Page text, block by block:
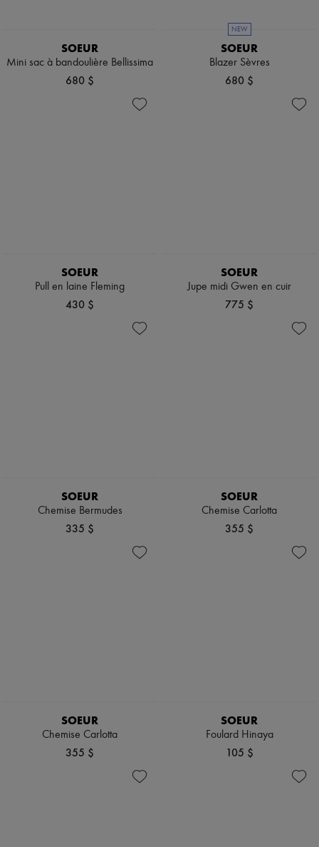
SOEUR
Mini sac à bandoulière Bellissima
680 $
NEW
SOEUR
Blazer Sèvres
680 $
SOEUR
Pull en laine Fleming
430 $
SOEUR
Jupe midi Gwen en cuir
775 $
SOEUR
Chemise Bermudes
335 $
SOEUR
Chemise Carlotta
355 $
SOEUR
Chemise Carlotta
355 $
SOEUR
Foulard Hinaya
105 $